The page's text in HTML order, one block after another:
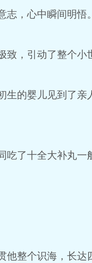
，心中瞬间明悟。
致，引动了整个小
生的婴儿见到了亲
吃了十全大补丸一
整个识海，长达